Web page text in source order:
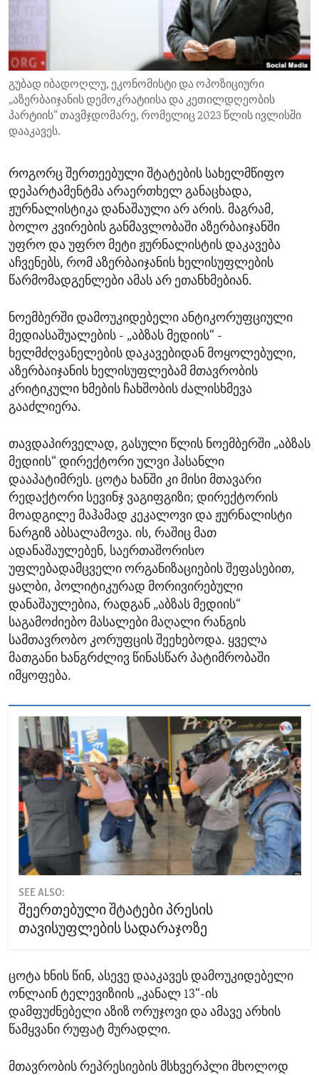
გუბად იბადოღლუ, ეკონომისტი და ოპოზიციური
„აზერბაიჯანის დემოკრატიისა და კეთილდღეობის
პარტიის“ თავმჯდომარე, რომელიც 2023 წლის ივლისში
დააკავეს.
როგორც შერთეებული შტატების სახელმწიფო
დეპარტამენტმა არაერთხელ განაცხადა,
ჟურნალისტიკა დანაშაული არ არის. მაგრამ,
ბოლო კვირების განმავლობაში აზერბაიჯანში
უფრო და უფრო მეტი ჟურნალისტის დაკავება
აჩვენებს, რომ აზერბაიჯანის ხელისუფლების
წარმომადგენლები ამას არ ეთანხმებიან.
ნოემბერში დამოუკიდებელი ანტიკორუფციული
მედიასაშუალების - „აბზას მედიის“ -
ხელმძღვანელების დაკავებიდან მოყოლებული,
აზერბაიჯანის ხელისუფლებამ მთავრობის
კრიტიკული ხმების ჩახშობის ძალისხმევა
გააძლიერა.
თავდაპირველად, გასული წლის ნოემბერში „აბზას
მედიის“ დირექტორი ულვი ჰასანლი
დააპატიმრეს. ცოტა ხანში კი მისი მთავარი
რედაქტორი სევინჯ ვაგიფგიზი; დირექტორის
მოადგილე მაჰამად კეკალოვი და ჟურნალისტი
ნარგიზ აბსალამოვა. ის, რაშიც მათ
ადანაშაულებენ, საერთაშორისო
უფლებადამცველი ორგანიზაციების შეფასებით,
ყალბი, პოლიტიკურად მორივირებული
დანაშაულებია, რადგან „აბზას მედიის“
საგამოძიებო მასალები მაღალი რანგის
სამთავრობო კორუფცის შეეხებოდა. ყველა
მათგანი ხანგრძლივ წინასწარ პატიმრობაში
იმყოფება.
SEE ALSO:
შეერთებული შტატები პრესის
თავისუფლების სადარაჯოზე
ცოტა ხნის წინ, ასევე დააკავეს დამოუკიდებელი
ონლაინ ტელევიზიის „კანალ 13“-ის
დამფუძნებელი აზიზ ორუჯოვი და ამავე არხის
წამყვანი რუფატ მურადლი.
მთავრობის რეპრესიების მსხვერპლი მხოლოდ